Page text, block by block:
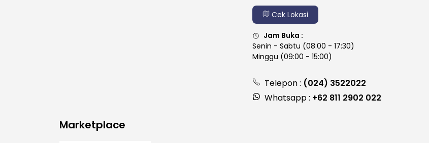
Cek Lokasi
Jam Buka :
Senin - Sabtu (08:00 - 17:30)
Minggu (09:00 - 15:00)
Telepon : (024) 3522022
Whatsapp : +62 811 2902 022
Marketplace